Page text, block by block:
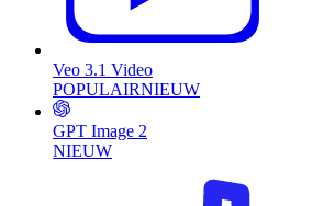
Veo 3.1 Video
POPULAIRNIEUW
GPT Image 2
NIEUW